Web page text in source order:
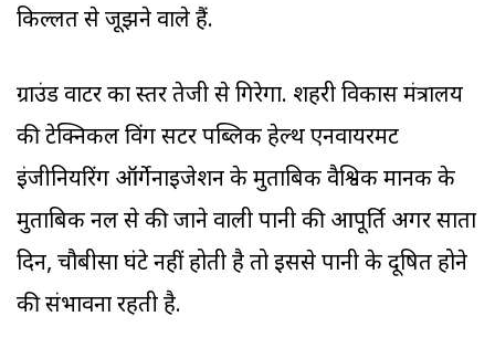
किल्लत से जूझने वाले हैं.
ग्राउंड वाटर का स्तर तेजी से गिरेगा. शहरी विकास मंत्रालय
की टेक्निकल विंग सेंटर पब्लिक हेल्थ एनवायरमेंट
इंजीनियरिंग ऑर्गेनाइजेशन के मुताबिक वैश्विक मानक के
मुताबिक नल से की जाने वाली पानी की आपूर्ति अगर सातों
दिन, चौबीसों घंटे नहीं होती है तो इससे पानी के दूषित होने
की संभावना रहती है.